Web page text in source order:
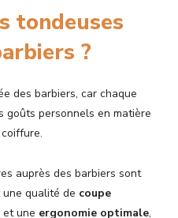
tondeuses
?
des barbiers, car chaque
goûts personnels en matière
auprès des barbiers sont
qualité de coupe
et une ergonomie optimale,